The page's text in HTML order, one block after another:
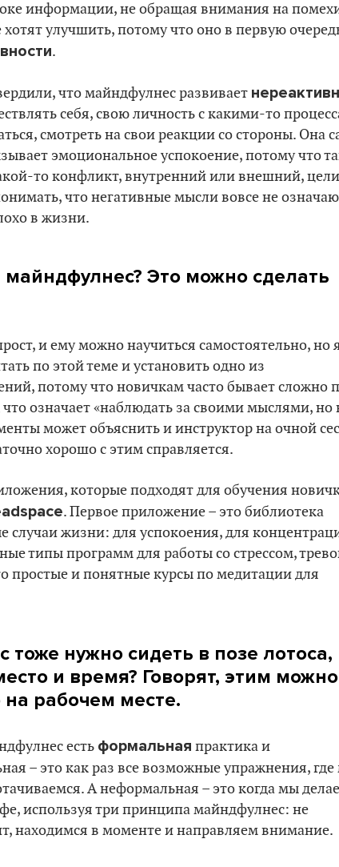
информации, не обращая внимания на
улучшить, потому что оно в первую
.
что майндфулнес развивает
себя, свою личность с какими-то
смотреть на свои реакции со стороны. Она
эмоциональное успокоение, потому что
то конфликт, внутренний или внешний,
что негативные мысли вовсе не
в жизни.
майндфулнес? Это можно сделать
и ему можно научиться самостоятельно, но
по этой теме и установить одно из
потому что новичкам часто бывает сложно
что означает «наблюдать за своими мыслями, но
может объяснить и инструктор на очной
хорошо с этим справляется.
которые подходят для обучения
. Первое приложение – это библиотека
случаи жизни: для успокоения, для
типы программ для работы со стрессом,
простые и понятные курсы по медитации для
нужно сидеть в позе лотоса,
и время? Говорят, этим можно
рабочем месте.
есть формальная практика и
– это как раз все возможные упражнения,
А неформальная – это когда мы
используя три принципа майндфулнес: не
находимся в моменте и направляем внимание.